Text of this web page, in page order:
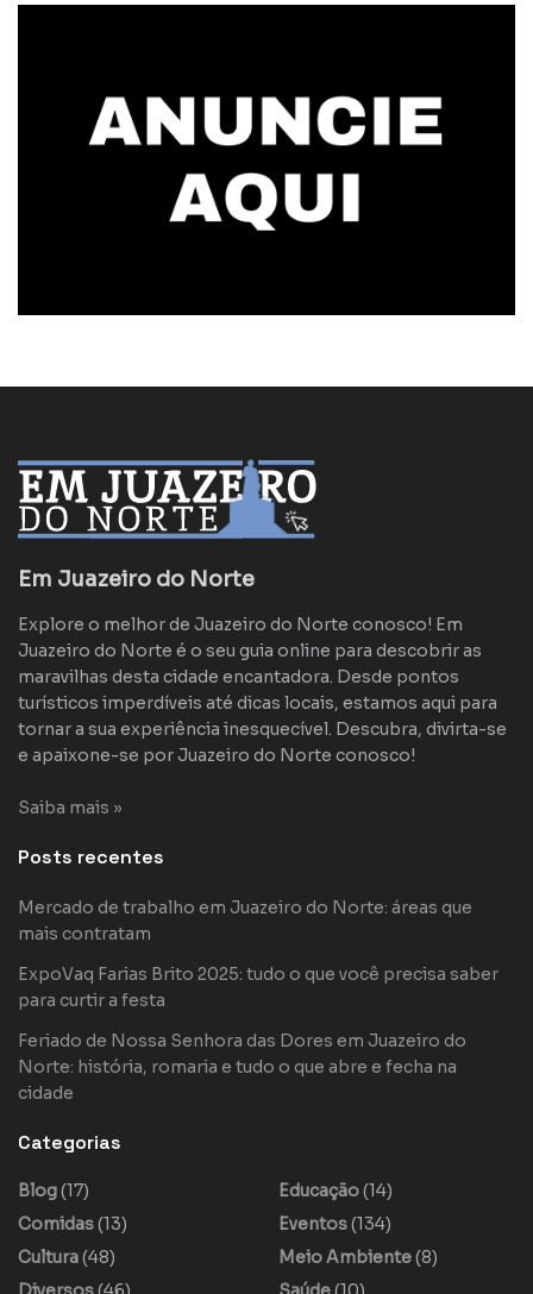
Em Juazeiro do Norte
Explore o melhor de Juazeiro do Norte conosco! Em
Juazeiro do Norte é o seu guia online para descobrir as
maravilhas desta cidade encantadora. Desde pontos
turísticos imperdíveis até dicas locais, estamos aqui para
tornar a sua experiência inesquecível. Descubra, divirta-se
e apaixone-se por Juazeiro do Norte conosco!
Saiba mais »
Posts recentes
Mercado de trabalho em Juazeiro do Norte: áreas que
mais contratam
ExpoVaq Farias Brito 2025: tudo o que você precisa saber
para curtir a festa
Feriado de Nossa Senhora das Dores em Juazeiro do
Norte: história, romaria e tudo o que abre e fecha na
cidade
Categorias
Blog(17)
Comidas(13)
Cultura(48)
Educação(14)
Eventos(134)
Meio Ambiente(8)